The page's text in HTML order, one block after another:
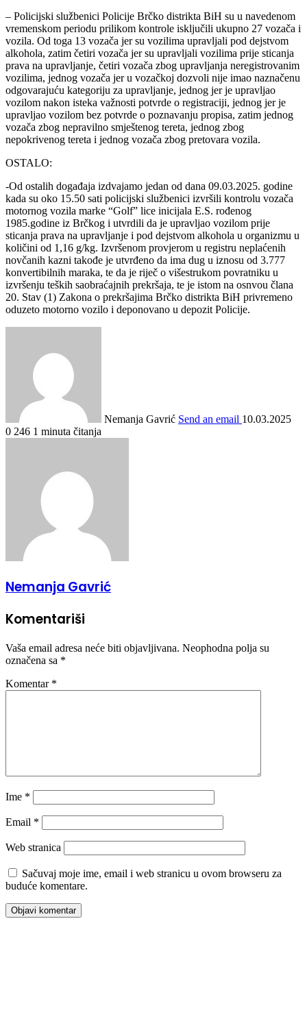
– Policijski službenici Policije Brčko distrikta BiH su u navedenom
vremenskom periodu prilikom kontrole isključili ukupno 27 vozača i
vozila. Od toga 13 vozača jer su vozilima upravljali pod dejstvom
alkohola, zatim četiri vozača jer su upravljali vozilima prije sticanja
prava na upravljanje, četiri vozača zbog upravljanja neregistrovanim
vozilima, jednog vozača jer u vozačkoj dozvoli nije imao naznačenu
odgovarajuću kategoriju za upravljanje, jednog jer je upravljao
vozilom nakon isteka važnosti potvrde o registraciji, jednog jer je
upravljao vozilom bez potvrde o poznavanju propisa, zatim jednog
vozača zbog nepravilno smještenog tereta, jednog zbog
nepokrivenog tereta i jednog vozača zbog pretovara vozila.
OSTALO:
-Od ostalih događaja izdvajamo jedan od dana 09.03.2025. godine
kada su oko 15.50 sati policijski službenici izvršili kontrolu vozača
motornog vozila marke “Golf” lice inicijala E.S. rođenog
1985.godine iz Brčkog i utvrdili da je upravljao vozilom prije
sticanja prava na upravljanje i pod dejstvom alkohola u organizmu u
količini od 1,16 g/kg. Izvršenom provjerom u registru neplaćenih
novčanih kazni takođe je utvrđeno da ima dug u iznosu od 3.777
konvertibilnih maraka, te da je riječ o višestrukom povratniku u
izvršenju teških saobraćajnih prekršaja, te je istom na osnvou člana
20. Stav (1) Zakona o prekršajima Brčko distrikta BiH privremeno
oduzeto motorno vozilo i deponovano u depozit Policije.
Nemanja Gavrić Send an email 10.03.2025
0 246 1 minuta čitanja
Nemanja Gavrić
Komentariši
Vaša email adresa neće biti objavljivana. Neophodna polja su
označena sa *
Komentar *
Ime *
Email *
Web stranica
Sačuvaj moje ime, email i web stranicu u ovom browseru za
buduće komentare.